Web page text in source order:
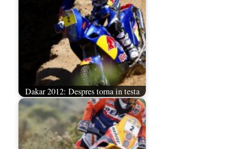
Dakar 2012: Despres torna in testa